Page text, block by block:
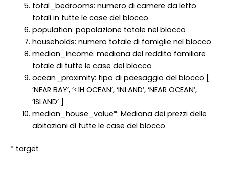
total_bedrooms: numero di camere da letto
totali in tutte le case del blocco
population: popolazione totale nel blocco
households: numero totale di famiglie nel blocco
median_income: mediana del reddito familiare
totale di tutte le case del blocco
ocean_proximity: tipo di paesaggio del blocco [
‘NEAR BAY’, ‘<1H OCEAN’, ‘INLAND’, ‘NEAR OCEAN’,
‘ISLAND’ ]
median_house_value*: Mediana dei prezzi delle
abitazioni di tutte le case del blocco
* target